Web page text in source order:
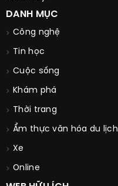
DANH MỤC
Công nghệ
Tin học
Cuộc sống
Khám phá
Thời trang
Ẩm thực văn hóa du lịch
Xe
Online